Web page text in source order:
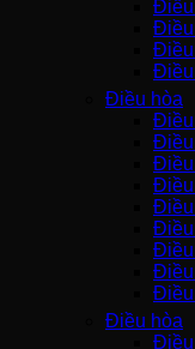
Điều
Điều
Điều
Điều
Điều hòa
Điều
Điều
Điều
Điều
Điều
Điều
Điều
Điều
Điều
Điều hòa
Điều